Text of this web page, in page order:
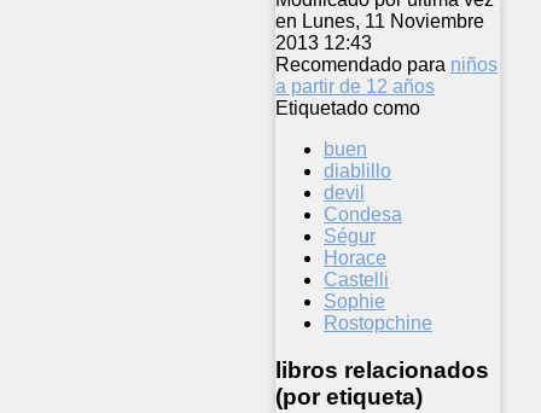
en Lunes, 11 Noviembre
2013 12:43
Recomendado para niños
a partir de 12 años
Etiquetado como
buen
diablillo
devil
Condesa
Ségur
Horace
Castelli
Sophie
Rostopchine
libros relacionados
(por etiqueta)